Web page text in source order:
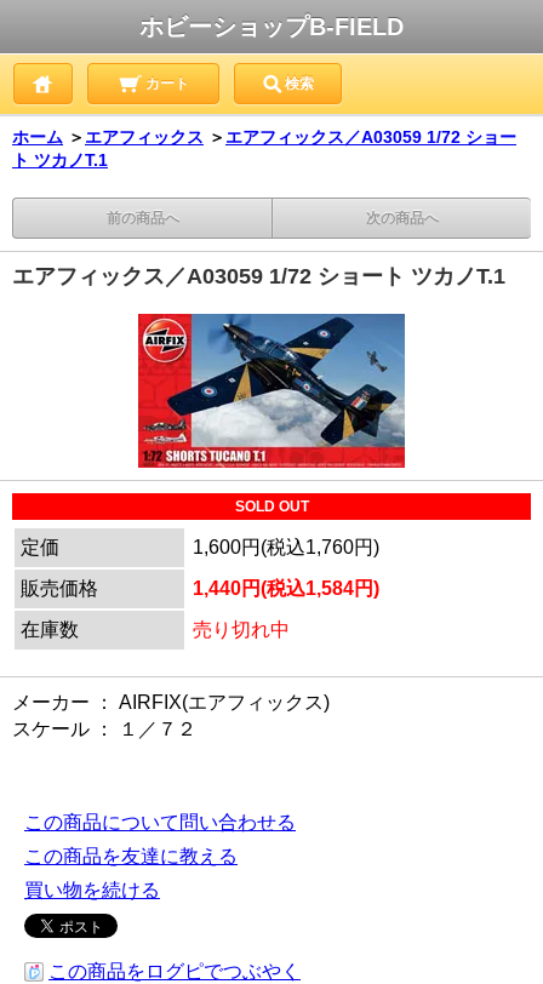
ホビーショップB-FIELD
カート 検索
ホーム ＞ エアフィックス ＞ エアフィックス／A03059 1/72 ショー
ト ツカノT.1
前の商品へ 次の商品へ
エアフィックス／A03059 1/72 ショート ツカノT.1
SOLD OUT
定価
1,600円(税込1,760円)
販売価格
1,440円(税込1,584円)
在庫数
売り切れ中
メーカー ： AIRFIX(エアフィックス)
スケール ： １／７２
この商品について問い合わせる
この商品を友達に教える
買い物を続ける
この商品をログピでつぶやく